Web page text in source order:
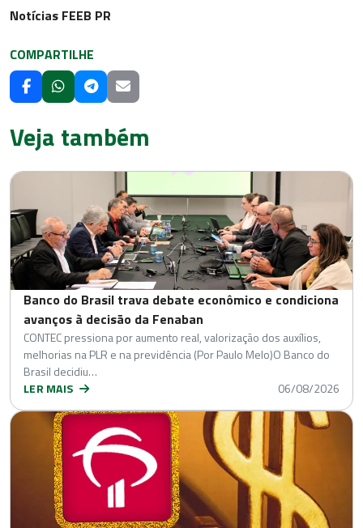
Notícias FEEB PR
COMPARTILHE
Veja também
Banco do Brasil trava debate econômico e condiciona
avanços à decisão da Fenaban
CONTEC pressiona por aumento real, valorização dos auxílios,
melhorias na PLR e na previdência (Por Paulo Melo)O Banco do
Brasil decidiu…
LER MAIS
06/08/2026